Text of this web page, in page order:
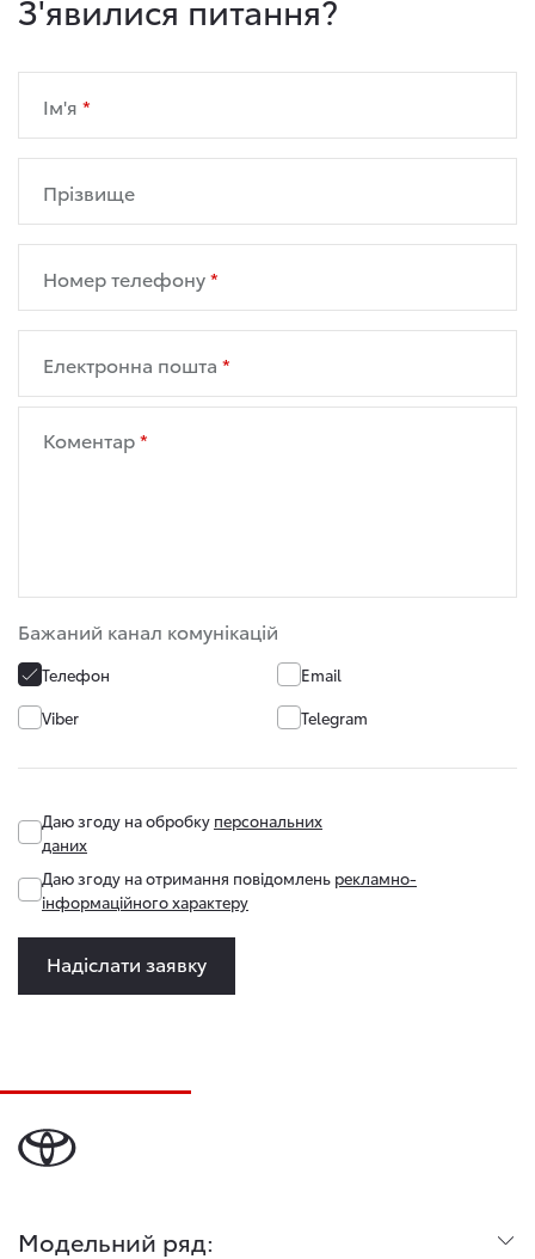
Ім'я
Прізвище
Номер телефону
Електронна пошта
Коментар
Бажаний канал комунікацій
Телефон
Email
Viber
Telegram
Даю згоду на обробку персональних
даних
Даю згоду на отримання повідомлень рекламно-
інформаційного характеру
Надіслати заявку
Модельний ряд: